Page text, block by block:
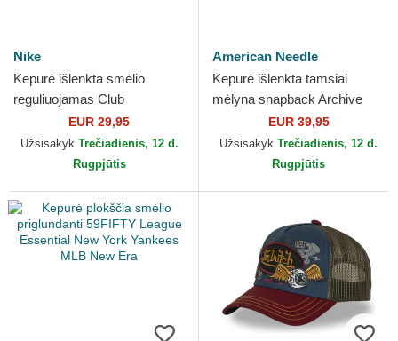
Nike
Kepurė išlenkta smėlio
reguliuojamas Club
Structured Uv Poly Ripstop
Los Angeles Dodgers MLB
EUR 29,95
Užsisakyk Trečiadienis, 12 d.
Rugpjūtis
American Needle
Kepurė išlenkta tamsiai
mėlyna snapback Archive
Valin Gin and tonic Cocktails
American Needle
EUR 39,95
Užsisakyk Trečiadienis, 12 d.
Rugpjūtis